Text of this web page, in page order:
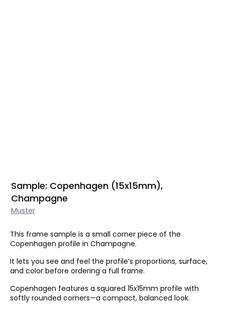
Sample: Copenhagen (15x15mm),
Champagne
Muster
This frame sample is a small corner piece of the
Copenhagen profile in Champagne.
It lets you see and feel the profile’s proportions, surface,
and color before ordering a full frame.
Copenhagen features a squared 15x15mm profile with
softly rounded corners—a compact, balanced look.